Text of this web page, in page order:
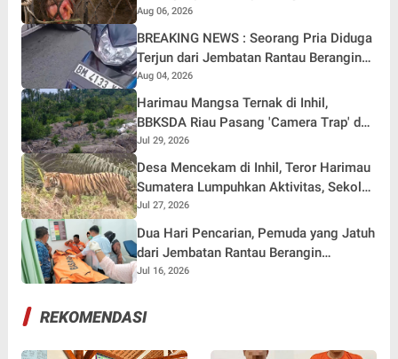
Pemangsa Lain yang Masih Mengintai ?
Aug 06, 2026
BREAKING NEWS : Seorang Pria Diduga
Terjun dari Jembatan Rantau Berangin
Kuok, Sepeda Motor Ditinggal di Lokasi
Aug 04, 2026
Harimau Mangsa Ternak di Inhil,
BBKSDA Riau Pasang 'Camera Trap' dan
Drone
Jul 29, 2026
Desa Mencekam di Inhil, Teror Harimau
Sumatera Lumpuhkan Aktivitas, Sekolah
Dialihkan Online
Jul 27, 2026
Dua Hari Pencarian, Pemuda yang Jatuh
dari Jembatan Rantau Berangin
Ditemukan
Jul 16, 2026
REKOMENDASI